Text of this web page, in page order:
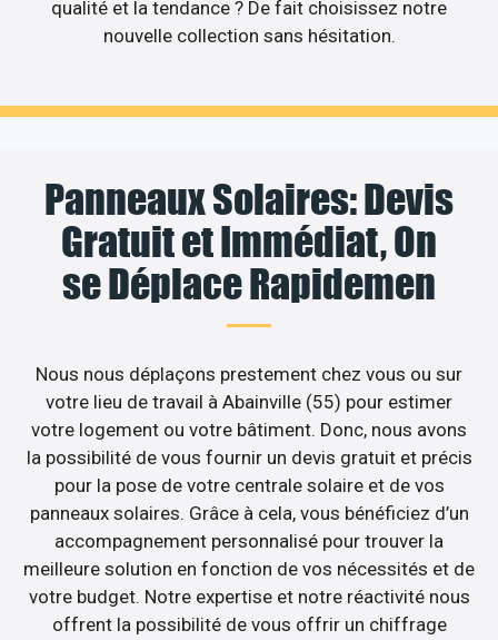
qualité et la tendance ? De fait choisissez notre
nouvelle collection sans hésitation.
Panneaux Solaires: Devis
Gratuit et Immédiat, On
se Déplace Rapidemen
Nous nous déplaçons prestement chez vous ou sur
votre lieu de travail à Abainville (55) pour estimer
votre logement ou votre bâtiment. Donc, nous avons
la possibilité de vous fournir un devis gratuit et précis
pour la pose de votre centrale solaire et de vos
panneaux solaires. Grâce à cela, vous bénéficiez d’un
accompagnement personnalisé pour trouver la
meilleure solution en fonction de vos nécessités et de
votre budget. Notre expertise et notre réactivité nous
offrent la possibilité de vous offrir un chiffrage